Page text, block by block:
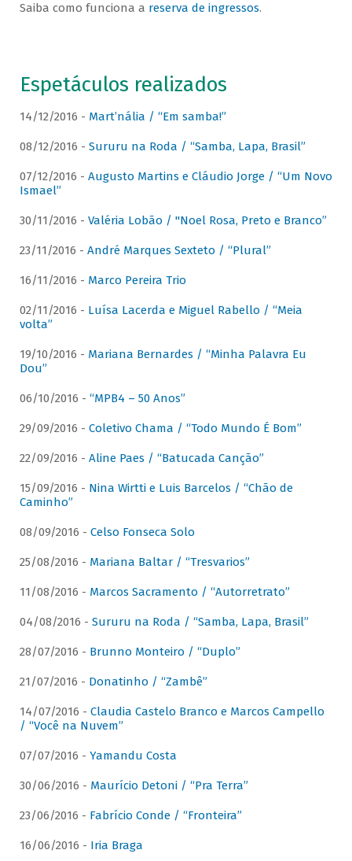
Saiba como funciona a reserva de ingressos.
Espetáculos realizados
14/12/2016 - Mart’nália / “Em samba!”
08/12/2016 - Sururu na Roda / “Samba, Lapa, Brasil”
07/12/2016 - Augusto Martins e Cláudio Jorge / “Um Novo
Ismael”
30/11/2016 - Valéria Lobão / "Noel Rosa, Preto e Branco”
23/11/2016 - André Marques Sexteto / “Plural”
16/11/2016 - Marco Pereira Trio
02/11/2016 - Luísa Lacerda e Miguel Rabello / “Meia
volta”
19/10/2016 - Mariana Bernardes / “Minha Palavra Eu
Dou”
06/10/2016 - “MPB4 – 50 Anos”
29/09/2016 - Coletivo Chama / “Todo Mundo É Bom”
22/09/2016 - Aline Paes / “Batucada Canção”
15/09/2016 - Nina Wirtti e Luis Barcelos / “Chão de
Caminho”
08/09/2016 - Celso Fonseca Solo
25/08/2016 - Mariana Baltar / “Tresvarios”
11/08/2016 - Marcos Sacramento / “Autorretrato”
04/08/2016 - Sururu na Roda / “Samba, Lapa, Brasil”
28/07/2016 - Brunno Monteiro / “Duplo”
21/07/2016 - Donatinho / “Zambê”
14/07/2016 - Claudia Castelo Branco e Marcos Campello
/ “Você na Nuvem”
07/07/2016 - Yamandu Costa
30/06/2016 - Maurício Detoni / “Pra Terra”
23/06/2016 - Fabrício Conde / “Fronteira”
16/06/2016 - Iria Braga